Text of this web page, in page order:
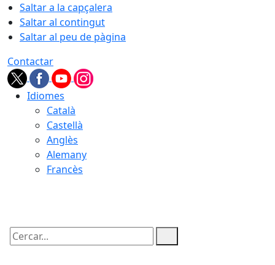
Saltar a la capçalera
Saltar al contingut
Saltar al peu de pàgina
Contactar
Idiomes
Català
Castellà
Anglès
Alemany
Francès
Cercar: